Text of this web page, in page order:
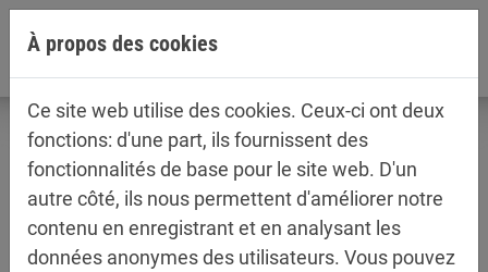
Aller directement à la navigation principale
Aller directement au contenu
Fiches techniques / fiches de
sécurité
À propos des cookies
Ce site web utilise des cookies. Ceux-ci ont deux
fonctions: d'une part, ils fournissent des
fonctionnalités de base pour le site web. D'un
autre côté, ils nous permettent d'améliorer notre
contenu en enregistrant et en analysant les
données anonymes des utilisateurs. Vous pouvez